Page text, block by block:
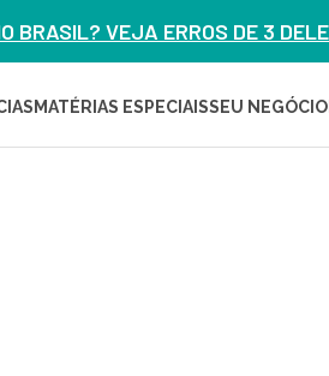
BRASIL? VEJA ERROS DE 3
MATÉRIAS ESPECIAISSEU NEGÓCIO